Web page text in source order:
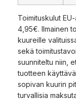
Toimituskulut
4,95€. Ilmainen
kuureille
sekä
suunniteltu niin,
tuotteen
sopivan kuurin
turvallisia